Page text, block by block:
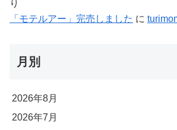
り
「モテルアー」完売しました に
月別
2026年8月
2026年7月